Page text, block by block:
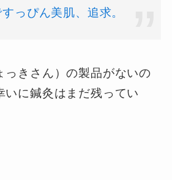
っぴん美肌、追求。
っきさん）の製品がないの
いに鍼灸はまだ残ってい